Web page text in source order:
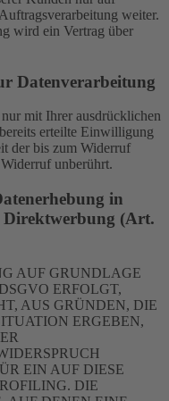
weiter.
wird ein Vertrag über
Datenverarbeitung
mit Ihrer ausdrücklichen
erteilte Einwilligung
der bis zum Widerruf
unberührt.
in
Direktwerbung (Art.
AUF GRUNDLAGE
ERFOLGT,
AUS GRÜNDEN, DIE
ERGEBEN,
EIN AUF DIESE
DIE